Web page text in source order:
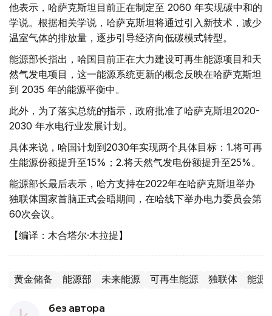
他表示，哈萨克斯坦目前正在制定至 2060 年实现碳中和的
学说。根据相关学说，哈萨克斯坦将通过引入新技术，减少
温室气体的排放量，逐步引导经济向低碳模式转型。
能源部长指出，哈国目前正在大力建设可再生能源项目和天
然气发电项目，这一能源系统更新的概念反映在哈萨克斯坦
到 2035 年的能源平衡中。
此外，为了落实总统的指示，政府批准了哈萨克斯坦2020-
2030 年水电行业发展计划。
具体来说，哈国计划到2030年实现两个具体目标：1.将可再
生能源份额提升至15%；2.将天然气发电份额提升至25%。
能源部长最后表示，哈方支持在2022年在哈萨克斯坦举办
独联体国家首脑正式会晤期间，在哈线下举办电力委员会第
60次会议。
【编译：木合塔尔·木拉提】
黄金储备 能源部 未来能源 可再生能源 独联体 能源
без автора